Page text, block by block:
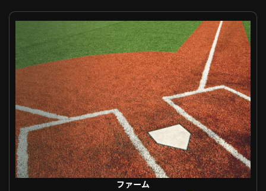
ファーム 千葉ロッテ VS 東京ヤクルト
ファーム